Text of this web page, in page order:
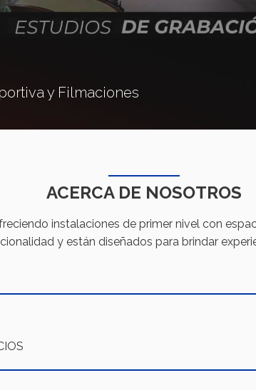
y Filmaciones
ACERCA DE NOSOTROS
instalaciones de primer nivel con
y están diseñados para brindar